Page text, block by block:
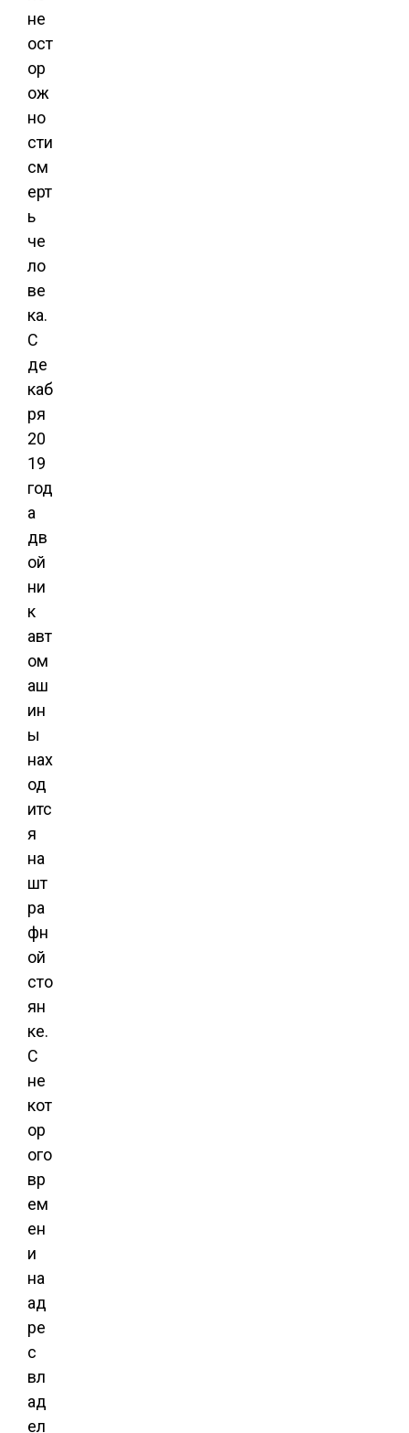
не
ост
ор
ож
но
сти
см
ерт
ь
че
ло
ве
ка.
С
де
каб
ря
20
19
год
а
дв
ой
ни
к
авт
ом
аш
ин
ы
нах
од
итс
я
на
шт
ра
фн
ой
сто
ян
ке.
С
не
кот
ор
ого
вр
ем
ен
и
на
ад
ре
с
вл
ад
ел